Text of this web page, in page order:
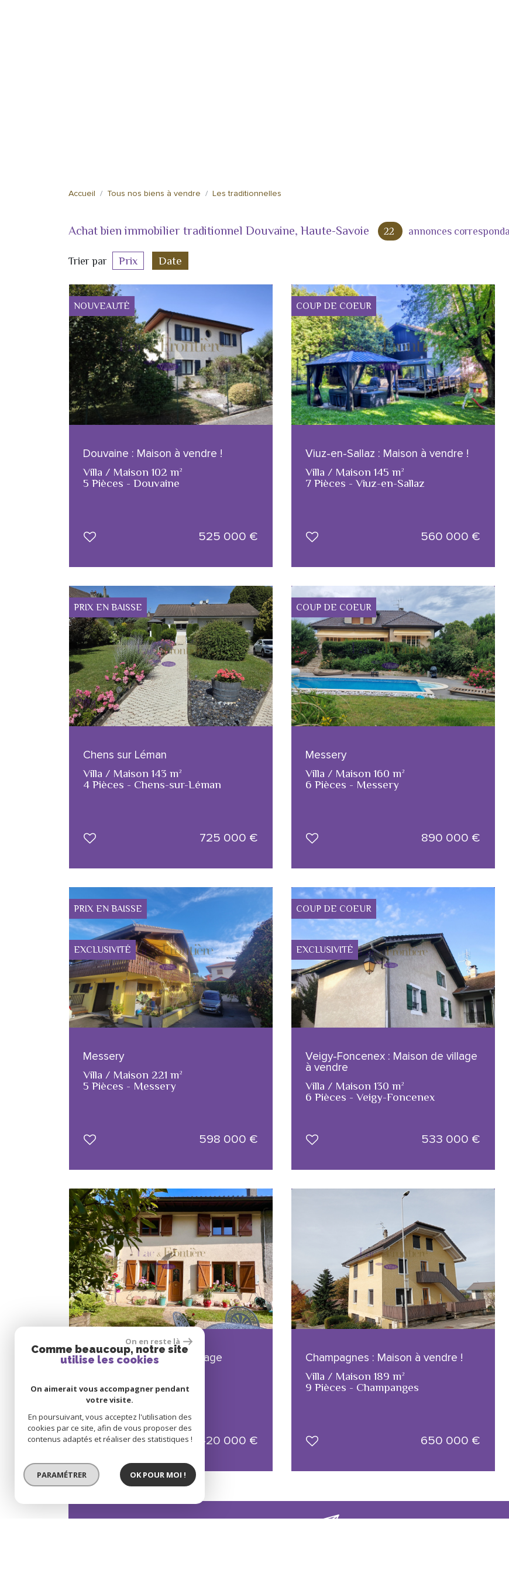
Accueil Tous nos biens à vendre Les traditionnelles
Achat bien immobilier traditionnel Douvaine, Haute-Savoie 22 annonces
Trier par Prix Date
NOUVEAUTÉ
Douvaine : Maison à vendre !
Villa / Maison 102 m²
5 Pièces - Douvaine
525 000 €
COUP DE COEUR
Viuz-en-Sallaz : Maison à vendre !
Villa / Maison 145 m²
7 Pièces - Viuz-en-Sallaz
560 000 €
PRIX EN BAISSE
Chens sur Léman
Villa / Maison 143 m²
4 Pièces - Chens-sur-Léman
725 000 €
COUP DE COEUR
Messery
Villa / Maison 160 m²
6 Pièces - Messery
890 000 €
EXCLUSIVITÉ
PRIX EN BAISSE
Messery
Villa / Maison 221 m²
5 Pièces - Messery
598 000 €
EXCLUSIVITÉ
COUP DE COEUR
Veigy-Foncenex : Maison de village
à vendre
Villa / Maison 130 m²
6 Pièces - Veigy-Foncenex
533 000 €
MESSERY : Maison de village
4 Pièces - Messery
420 000 €
Champagnes : Maison à vendre !
Villa / Maison 189 m²
9 Pièces - Champanges
650 000 €
Vous n'avez pas trouvé
Recevez lesbiens
On en reste là
Comme beaucoup, notre site
utilise les cookies
On aimerait vous accompagner pendant
votre visite.
En poursuivant, vous acceptez l'utilisation des
cookies par ce site, afin de vous proposer des
contenus adaptés et réaliser des statistiques !
PARAMÉTRER OK POUR MOI !